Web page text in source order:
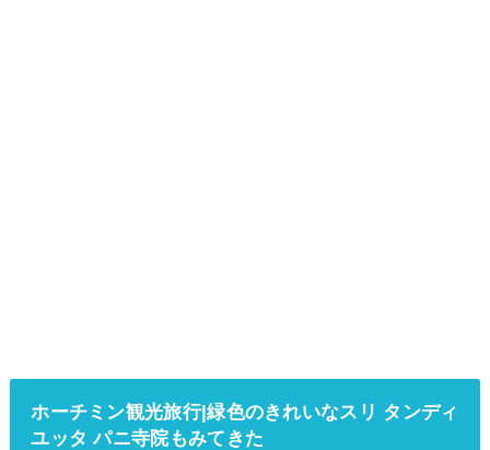
ホーチミン観光旅行|緑色のきれいなスリ タンディ
ユッタ パニ寺院もみてきた